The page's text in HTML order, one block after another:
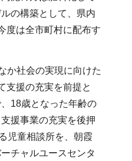
の構築として、県内
度は全市町村に配布す
か社会の実現に向けた
支援の充実を前提と
18歳となった年齢の
援事業の充実を後押
児童相談所を、朝霞
チャルユースセンタ